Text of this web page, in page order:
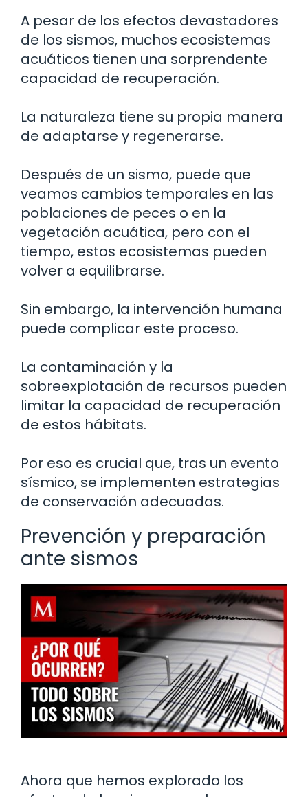
A pesar de los efectos devastadores
de los sismos, muchos ecosistemas
acuáticos tienen una sorprendente
capacidad de recuperación.
La naturaleza tiene su propia manera
de adaptarse y regenerarse.
Después de un sismo, puede que
veamos cambios temporales en las
poblaciones de peces o en la
vegetación acuática, pero con el
tiempo, estos ecosistemas pueden
volver a equilibrarse.
Sin embargo, la intervención humana
puede complicar este proceso.
La contaminación y la
sobreexplotación de recursos pueden
limitar la capacidad de recuperación
de estos hábitats.
Por eso es crucial que, tras un evento
sísmico, se implementen estrategias
de conservación adecuadas.
Prevención y preparación
ante sismos
Ahora que hemos explorado los